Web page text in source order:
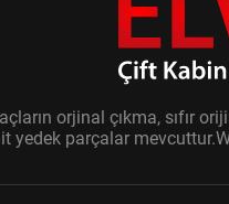
orjinal çıkma, sıfır
yedek parçalar